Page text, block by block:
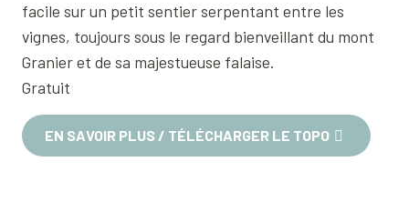
facile sur un petit sentier serpentant entre les
vignes, toujours sous le regard bienveillant du mont
Granier et de sa majestueuse falaise.
Gratuit
EN SAVOIR PLUS / TÉLÉCHARGER LE TOPO